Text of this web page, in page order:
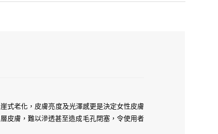
，少左紋少左鬆，變番有膠原既皮膚，長時間既
一定殘唔一定黃，仲可以非常精神，日日金就係
覺得皮膚隔離左呢個世界對佢既傷害，而比
式老化，皮膚亮度及光澤感更是決定女性皮膚
皮膚，難以滲透甚至造成毛孔閉塞，令使用者